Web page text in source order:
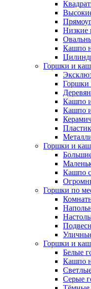
Низкие
Кашпо
Горшки и
Горшки
Кашпо
Кашпо
Горшки и
Кашпо
Горшки по
Горшки и
Белые
Кашпо
Серые